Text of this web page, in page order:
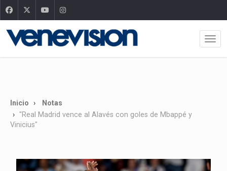
Inicio
Notas
"Real Madrid vence al Alavés con goles de Mbappé y
Vinicius"